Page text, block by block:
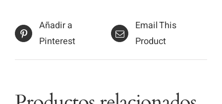
Añadir a
Pinterest
Email This
Product